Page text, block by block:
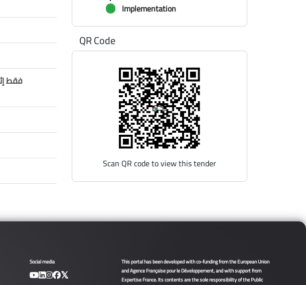
فقط
Implementation
QR Code
Scan QR code to view this tender
Social media
This portal has been developed with co-funding from the European Union
and Agence Française pour le Développement, and with support from
Expertise France. Its contents are the sole responsibility of the Public